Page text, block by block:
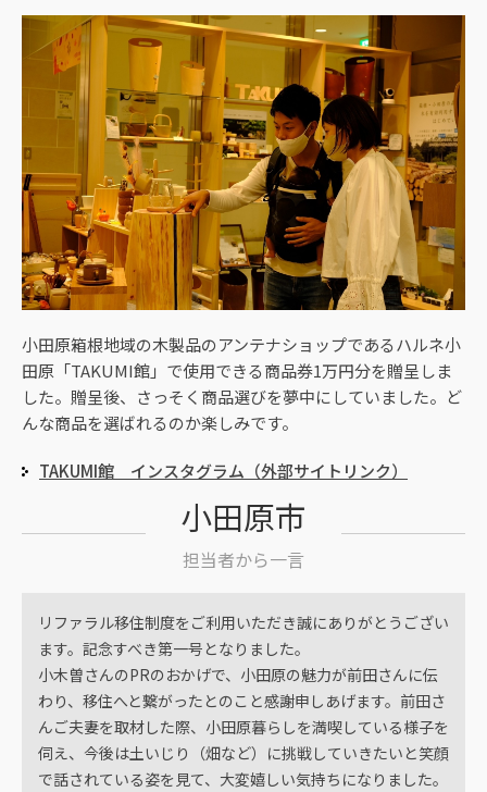
小田原箱根地域の木製品のアンテナショップであるハルネ小
田原「TAKUMI館」で使用できる商品券1万円分を贈呈しま
した。贈呈後、さっそく商品選びを夢中にしていました。ど
んな商品を選ばれるのか楽しみです。
TAKUMI館 インスタグラム（外部サイトリンク）
小田原市
担当者から一言
リファラル移住制度をご利用いただき誠にありがとうござい
ます。記念すべき第一号となりました。
小木曽さんのPRのおかげで、小田原の魅力が前田さんに伝
わり、移住へと繋がったとのこと感謝申しあげます。前田さ
んご夫妻を取材した際、小田原暮らしを満喫している様子を
伺え、今後は土いじり（畑など）に挑戦していきたいと笑顔
で話されている姿を見て、大変嬉しい気持ちになりました。